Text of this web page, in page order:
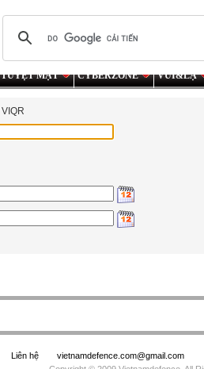
TUYỆT MẬT CYBERZONE VUI&LẠ
VIQR
Liên hệ vietnamdefence.com@gmail.com